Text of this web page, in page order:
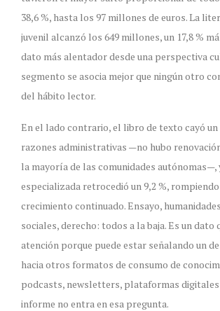
38,6 %, hasta los 97 millones de euros. La
juvenil alcanzó los 649 millones, un 17,8 %
dato más alentador desde una perspectiva
segmento se asocia mejor que ningún otro
del hábito lector.
En el lado contrario, el libro de texto cayó un
razones administrativas —no hubo
la mayoría de las comunidades autónomas—,
especializada retrocedió un 9,2 %,
crecimiento continuado. Ensayo,
sociales, derecho: todos a la baja. Es un dato
atención porque puede estar señalando un
hacia otros formatos de consumo de
podcasts, newsletters, plataformas
informe no entra en esa pregunta.